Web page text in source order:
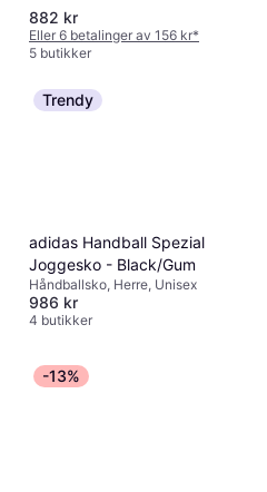
Brown
882 kr
Eller 6 betalinger av 156 kr*
5 butikker
Trendy
adidas Handball Spezial
Joggesko - Black/Gum
Håndballsko, Herre, Unisex
986 kr
4 butikker
-13%